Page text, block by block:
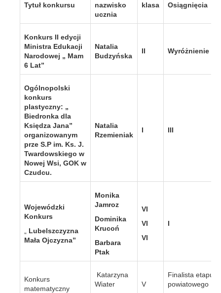
Tytuł konkursu
nazwisko
ucznia
klasa Osiągnięcia
Konkurs II edycji
Ministra Edukacji
Narodowej „ Mam
6 Lat”
Natalia
Budzyńska
II Wyróżnienie
Ogólnopolski
konkurs
plastyczny: „
Biedronka dla
Księdza Jana”
organizowanym
prze S.P im. Ks. J.
Twardowskiego w
Nowej Wsi, GOK w
Czudcu.
Natalia
Rzemieniak
I III
Wojewódzki
Konkurs
Lubelszczyzna
Mała Ojczyzna”
Monika
Jamroz
Dominika
Krucoń
Barbara
Ptak
VI
VI
VI
I
Konkurs
matematyczny
Katarzyna
Wiater
V
Finalista etapu
powiatowego